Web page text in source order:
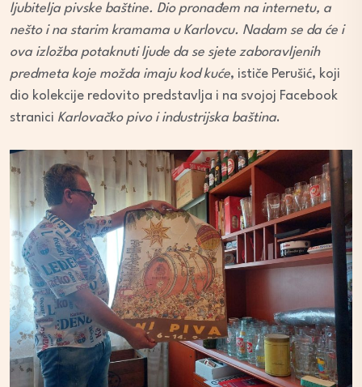
ljubitelja pivske baštine. Dio pronađem na internetu, a
nešto i na starim kramama u Karlovcu. Nadam se da će i
ova izložba potaknuti ljude da se sjete zaboravljenih
predmeta koje možda imaju kod kuće, ističe Perušić, koji
dio kolekcije redovito predstavlja i na svojoj Facebook
stranici Karlovačko pivo i industrijska baština.